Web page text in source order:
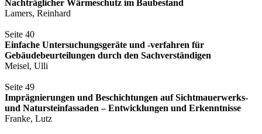
Nachträglicher Wärmeschutz im Baubestand
Lamers, Reinhard
Seite 40
Einfache Untersuchungsgeräte und -verfahren für
Gebäudebeurteilungen durch den Sachverständigen
Meisel, Ulli
Seite 49
Imprägnierungen und Beschichtungen auf Sichtmauerwerks-
und Natursteinfassaden – Entwicklungen und Erkenntnisse
Franke, Lutz